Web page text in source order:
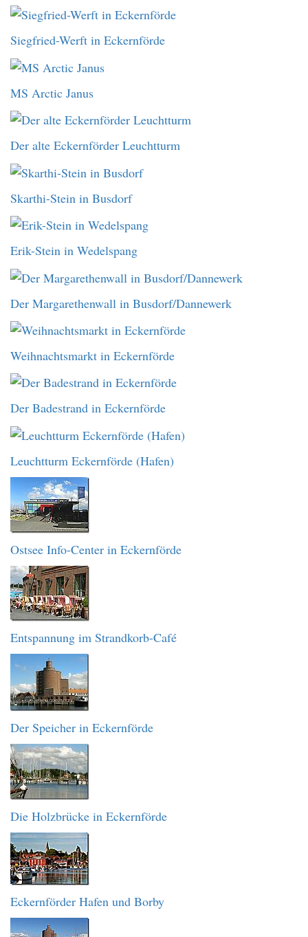
Siegfried-Werft in Eckernförde
MS Arctic Janus
Der alte Eckernförder Leuchtturm
Skarthi-Stein in Busdorf
Erik-Stein in Wedelspang
Der Margarethenwall in Busdorf/Dannewerk
Weihnachtsmarkt in Eckernförde
Der Badestrand in Eckernförde
Leuchtturm Eckernförde (Hafen)
Ostsee Info-Center in Eckernförde
Entspannung im Strandkorb-Café
Der Speicher in Eckernförde
Die Holzbrücke in Eckernförde
Eckernförder Hafen und Borby